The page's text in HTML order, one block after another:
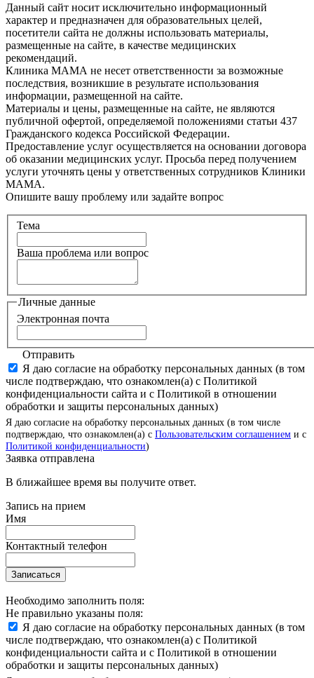
Данный сайт носит исключительно информационный
характер и предназначен для образовательных целей,
посетители сайта не должны использовать материалы,
размещенные на сайте, в качестве медицинских
рекомендаций.
Клиника МАМА не несет ответственности за возможные
последствия, возникшие в результате использования
информации, размещенной на сайте.
Материалы и цены, размещенные на сайте, не являются
публичной офертой, определяемой положениями статьи 437
Гражданского кодекса Российской Федерации.
Предоставление услуг осуществляется на основании договора
об оказании медицинских услуг. Просьба перед получением
услуги уточнять цены у ответственных сотрудников Клиники
МАМА.
Опишите вашу проблему или задайте вопрос
Тема
Ваша проблема или вопрос
Личные данные
Электронная почта
Отправить
Я даю согласие на обработку персональных данных (в том
числе подтверждаю, что ознакомлен(а) с Политикой
конфиденциальности сайта и с Политикой в отношении
обработки и защиты персональных данных)
Я даю согласие на обработку персональных данных (в том числе
подтверждаю, что ознакомлен(а) с Пользовательским соглашением и с
Политикой конфиденциальности)
Заявка отправлена
В ближайшее время вы получите ответ.
Запись на прием
Имя
Контактный телефон
Записаться
Необходимо заполнить поля:
Не правильно указаны поля:
Я даю согласие на обработку персональных данных (в том
числе подтверждаю, что ознакомлен(а) с Политикой
конфиденциальности сайта и с Политикой в отношении
обработки и защиты персональных данных)